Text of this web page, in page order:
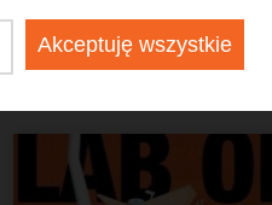
Akceptuję wszystkie